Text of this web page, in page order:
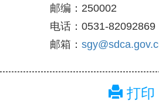
邮编：250002
电话：0531-82092869
邮箱：
打印